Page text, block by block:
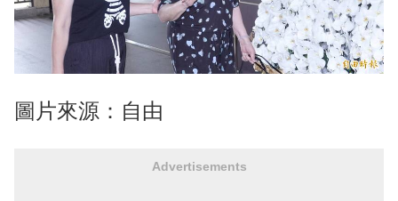
圖片來源：自由
Advertisements